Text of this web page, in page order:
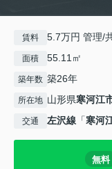
賃料 5.7万円 管理/
面積 55.11㎡
築年数 築26年
所在地 山形県寒河江
交通 左沢線 「寒河
無料